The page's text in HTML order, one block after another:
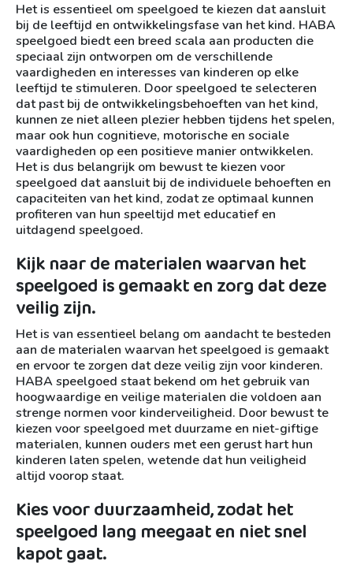
Het is essentieel om speelgoed te kiezen dat aansluit
bij de leeftijd en ontwikkelingsfase van het kind. HABA
speelgoed biedt een breed scala aan producten die
speciaal zijn ontworpen om de verschillende
vaardigheden en interesses van kinderen op elke
leeftijd te stimuleren. Door speelgoed te selecteren
dat past bij de ontwikkelingsbehoeften van het kind,
kunnen ze niet alleen plezier hebben tijdens het spelen,
maar ook hun cognitieve, motorische en sociale
vaardigheden op een positieve manier ontwikkelen.
Het is dus belangrijk om bewust te kiezen voor
speelgoed dat aansluit bij de individuele behoeften en
capaciteiten van het kind, zodat ze optimaal kunnen
profiteren van hun speeltijd met educatief en
uitdagend speelgoed.
Kijk naar de materialen waarvan het
speelgoed is gemaakt en zorg dat deze
veilig zijn.
Het is van essentieel belang om aandacht te besteden
aan de materialen waarvan het speelgoed is gemaakt
en ervoor te zorgen dat deze veilig zijn voor kinderen.
HABA speelgoed staat bekend om het gebruik van
hoogwaardige en veilige materialen die voldoen aan
strenge normen voor kinderveiligheid. Door bewust te
kiezen voor speelgoed met duurzame en niet-giftige
materialen, kunnen ouders met een gerust hart hun
kinderen laten spelen, wetende dat hun veiligheid
altijd voorop staat.
Kies voor duurzaamheid, zodat het
speelgoed lang meegaat en niet snel
kapot gaat.